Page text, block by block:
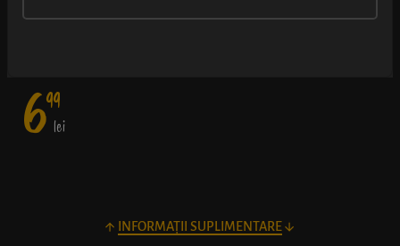
acrișoară, și un strop de maioneză condimentată, într-un aluat
699
lei
INFORMAȚII SUPLIMENTARE